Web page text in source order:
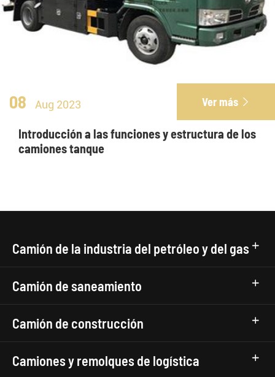
08 Aug 2023 Ver más 
Introducción a las funciones y estructura de los
camiones tanque
Camión de la industria del petróleo y del gas
Camión de saneamiento
Camión de construcción
Camiones y remolques de logística